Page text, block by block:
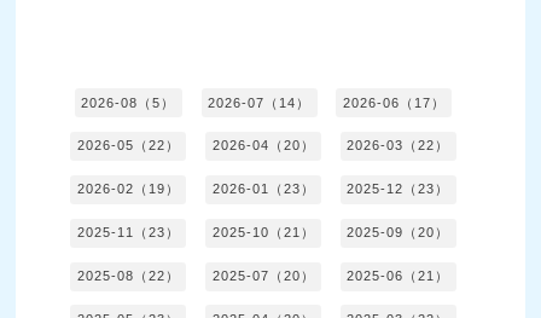
2026-08（5） 2026-07（14） 2026-06（17）
2026-05（22） 2026-04（20） 2026-03（22）
2026-02（19） 2026-01（23） 2025-12（23）
2025-11（23） 2025-10（21） 2025-09（20）
2025-08（22） 2025-07（20） 2025-06（21）